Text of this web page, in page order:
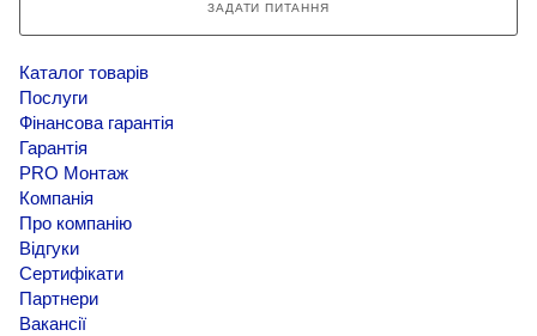
ЗАДАТИ ПИТАННЯ
Каталог товарів
Послуги
Фінансова гарантія
Гарантія
PRO Монтаж
Компанія
Про компанію
Відгуки
Сертифікати
Партнери
Вакансії